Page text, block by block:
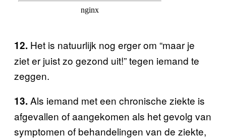
12. Het is natuurlijk nog erger om “maar je
ziet er juist zo gezond uit!” tegen iemand te
zeggen.
13. Als iemand met een chronische ziekte is
afgevallen of aangekomen als het gevolg van
symptomen of behandelingen van de ziekte,